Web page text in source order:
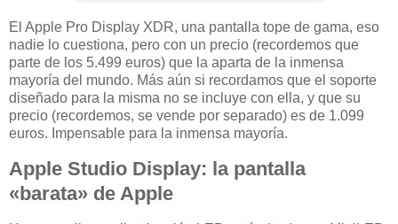
El Apple Pro Display XDR, una pantalla tope de gama, eso
nadie lo cuestiona, pero con un precio (recordemos que
parte de los 5.499 euros) que la aparta de la inmensa
mayoría del mundo. Más aún si recordamos que el soporte
diseñado para la misma no se incluye con ella, y que su
precio (recordemos, se vende por separado) es de 1.099
euros. Impensable para la inmensa mayoría.
Apple Studio Display: la pantalla
«barata» de Apple